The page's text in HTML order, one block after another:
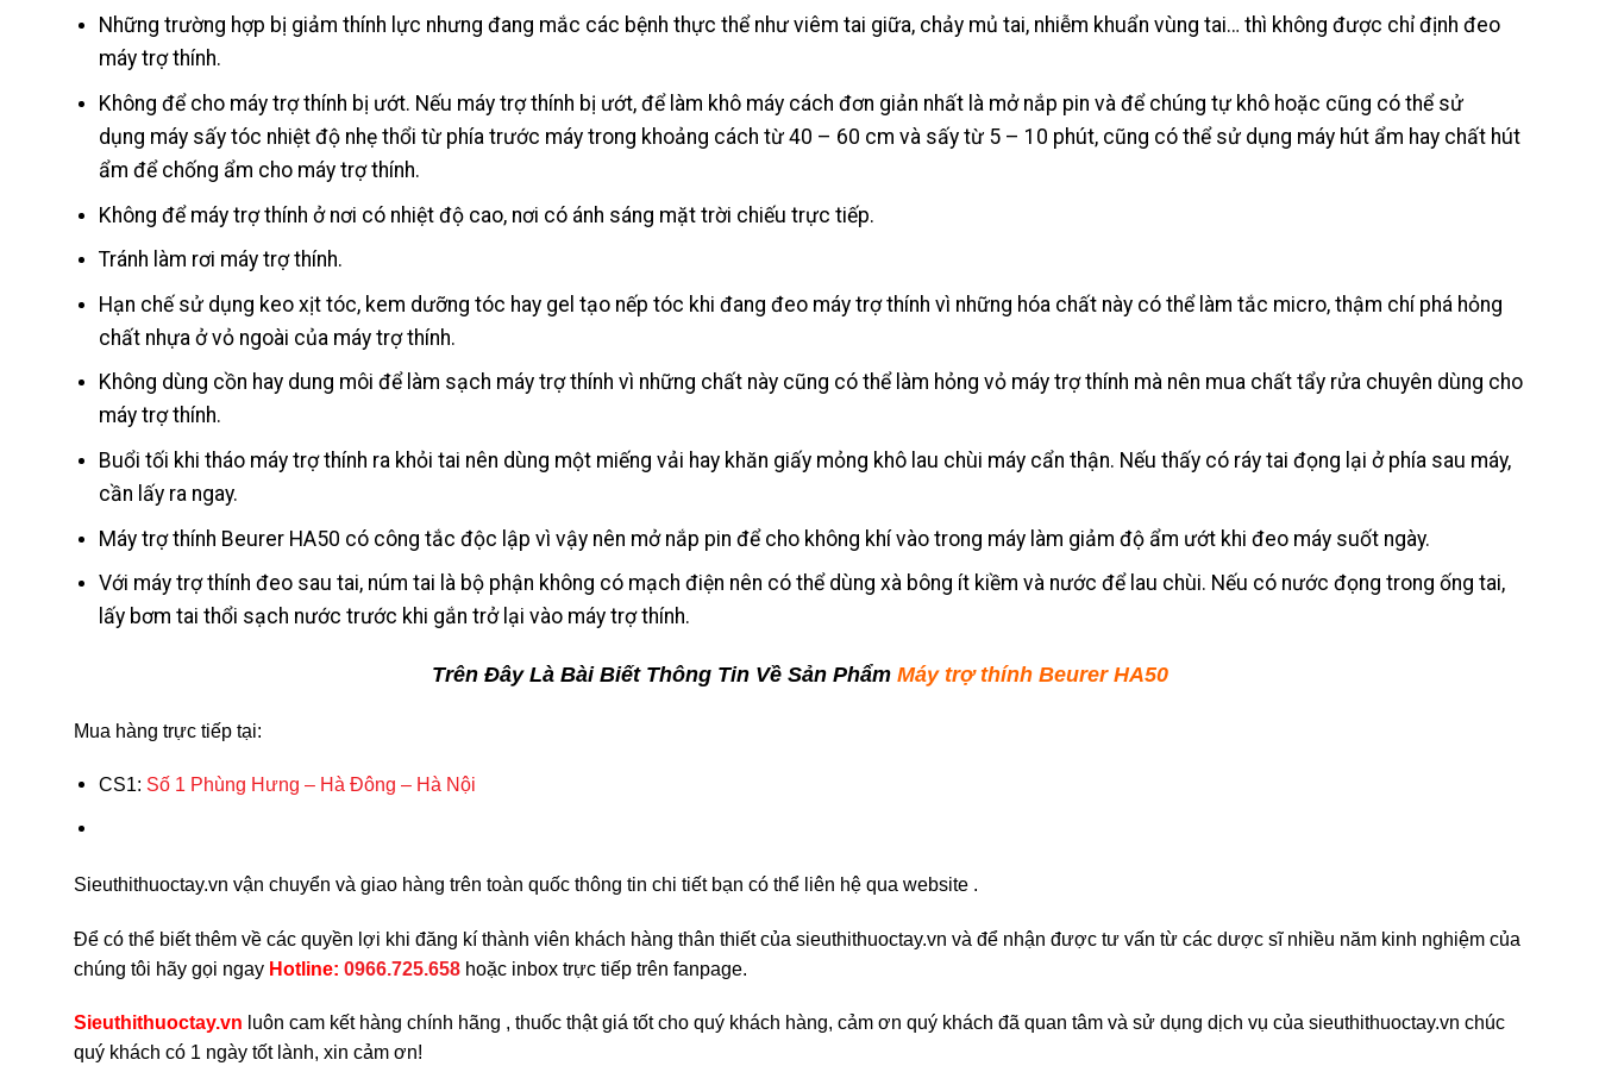
Những trường hợp bị giảm thính lực nhưng đang mắc các bệnh thực thể như viêm tai giữa, chảy mủ tai, nhiễm khuẩn vùng tai… thì không được chỉ định đeo
máy trợ thính.
Không để cho máy trợ thính bị ướt. Nếu máy trợ thính bị ướt, để làm khô máy cách đơn giản nhất là mở nắp pin và để chúng tự khô hoặc cũng có thể sử
dụng máy sấy tóc nhiệt độ nhẹ thổi từ phía trước máy trong khoảng cách từ 40 – 60 cm và sấy từ 5 – 10 phút, cũng có thể sử dụng máy hút ẩm hay chất hút
ẩm để chống ẩm cho máy trợ thính.
Không để máy trợ thính ở nơi có nhiệt độ cao, nơi có ánh sáng mặt trời chiếu trực tiếp.
Tránh làm rơi máy trợ thính.
Hạn chế sử dụng keo xịt tóc, kem dưỡng tóc hay gel tạo nếp tóc khi đang đeo máy trợ thính vì những hóa chất này có thể làm tắc micro, thậm chí phá hỏng
chất nhựa ở vỏ ngoài của máy trợ thính.
Không dùng cồn hay dung môi để làm sạch máy trợ thính vì những chất này cũng có thể làm hỏng vỏ máy trợ thính mà nên mua chất tẩy rửa chuyên dùng cho
máy trợ thính.
Buổi tối khi tháo máy trợ thính ra khỏi tai nên dùng một miếng vải hay khăn giấy mỏng khô lau chùi máy cẩn thận. Nếu thấy có ráy tai đọng lại ở phía sau máy,
cần lấy ra ngay.
Máy trợ thính Beurer HA50 có công tắc độc lập vì vậy nên mở nắp pin để cho không khí vào trong máy làm giảm độ ẩm ướt khi đeo máy suốt ngày.
Với máy trợ thính đeo sau tai, núm tai là bộ phận không có mạch điện nên có thể dùng xà bông ít kiềm và nước để lau chùi. Nếu có nước đọng trong ống tai,
lấy bơm tai thổi sạch nước trước khi gắn trở lại vào máy trợ thính.
Trên Đây Là Bài Biết Thông Tin Về Sản PhẩmMáy trợ thính Beurer HA50
Mua hàng trực tiếp tại:
CS1: Số 1 Phùng Hưng – Hà Đông – Hà Nội
Sieuthithuoctay.vn vận chuyển và giao hàng trên toàn quốc thông tin chi tiết bạn có thể liên hệ qua website .
Để có thể biết thêm về các quyền lợi khi đăng kí thành viên khách hàng thân thiết của sieuthithuoctay.vn và để nhận được tư vấn từ các dược sĩ nhiều năm kinh nghiệm của
chúng tôi hãy gọi ngay Hotline: 0966.725.658 hoặc inbox trực tiếp trên fanpage.
Sieuthithuoctay.vn luôn cam kết hàng chính hãng , thuốc thật giá tốt cho quý khách hàng, cảm ơn quý khách đã quan tâm và sử dụng dịch vụ của sieuthithuoctay.vn chúc
quý khách có 1 ngày tốt lành, xin cảm ơn!